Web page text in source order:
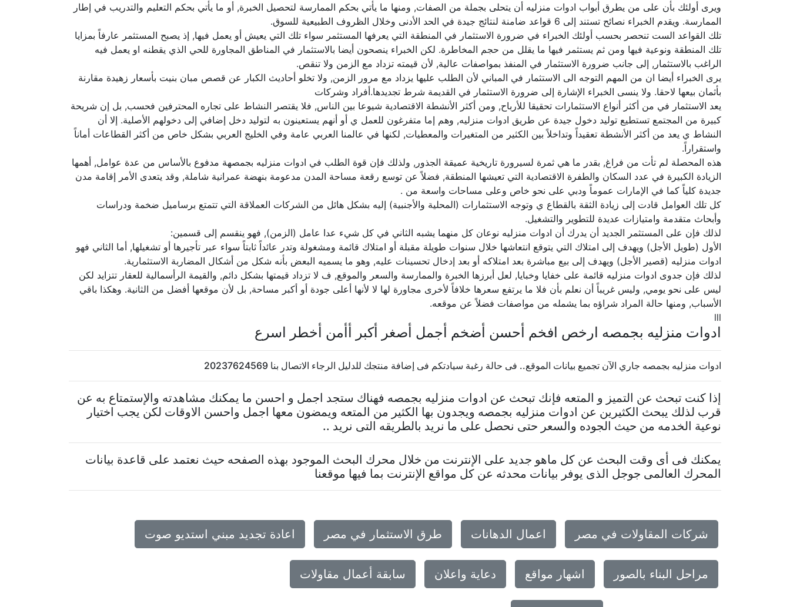
ويرى أولئك بأن على من يطرق أبواب ادوات منزليه أن يتحلى بجملة من الصفات, ومنها ما يأتي بحكم الممارسة لتحصيل الخبرة, أو ما يأتي بحكم التعليم والتدريب في إطار
الممارسة. ويقدم الخبراء نصائح تستند إلى 6 قواعد ضامنة لنتائج جيدة في الحد الأدنى وخلال الظروف الطبيعية للسوق.
تلك القواعد الست تنحصر بحسب أولئك الخبراء في ضرورة الاستثمار في المنطقة التي يعرفها المستثمر سواء تلك التي يعيش أو يعمل فيها, إذ يصبح المستثمر عارفاً بمزايا
تلك المنطقة ونوعية فيها ومن ثم يستثمر فيها ما يقلل من حجم المخاطرة. لكن الخبراء ينصحون أيضا بالاستثمار في المناطق المجاورة للحي الذي يقطنه او يعمل فيه
الراغب بالاستثمار, إلى جانب ضرورة الاستثمار في المنفذ بمواصفات عالية, لأن قيمته تزداد مع الزمن ولا تنقص.
يرى الخبراء أيضا ان من المهم التوجه الى الاستثمار في المباني لأن الطلب عليها يزداد مع مرور الزمن, ولا تخلو أحاديث الكبار عن قصص مبان بنيت بأسعار زهيدة مقارنة
بأثمان بيعها لاحقا. ولا ينسى الخبراء الإشارة إلى ضرورة الاستثمار في القديمة شرط تجديدها.أفراد وشركات
يعد الاستثمار في من أكثر أنواع الاستثمارات تحقيقا للأرباح, ومن أكثر الأنشطة الاقتصادية شيوعا بين الناس, فلا يقتصر النشاط على تجاره المحترفين فحسب, بل إن شريحة
كبيرة من المجتمع تستطيع توليد دخول جيدة عن طريق ادوات منزليه, وهم إما متفرغون للعمل ي أو أنهم يستعينون به لتوليد دخل إضافي إلى دخولهم الأصلية. إلا أن
النشاط ي يعد من أكثر الأنشطة تعقيداً وتداخلاً بين الكثير من المتغيرات والمعطيات, لكنها في عالمنا العربي عامة وفي الخليج العربي بشكل خاص من أكثر القطاعات أماناً
واستقراراً.
هذه المحصلة لم تأت من فراغ, بقدر ما هي ثمرة لسيرورة تاريخية عميقة الجذور, ولذلك فإن قوة الطلب في ادوات منزليه بجمصهة مدفوع بالأساس من عدة عوامل, أهمها
الزيادة الكبيرة في عدد السكان والطفرة الاقتصادية التي تعيشها المنطقة, فضلاً عن توسع رقعة مساحة المدن مدعومة بنهضة عمرانية شاملة, وقد يتعدى الأمر إقامة مدن
جديدة كلياً كما في الإمارات عموماً ودبي على نحو خاص وعلى مساحات واسعة من .
كل تلك العوامل قادت إلى زيادة الثقة بالقطاع ي وتوجه الاستثمارات (المحلية والأجنبية) إليه بشكل هائل من الشركات العملاقة التي تتمتع برساميل ضخمة ودراسات
وأبحاث متقدمة وامتيازات عديدة للتطوير والتشغيل.
لذلك فإن على المستثمر الجديد أن يدرك أن ادوات منزليه نوعان كل منهما يشبه الثاني في كل شيء عدا عامل (الزمن), فهو ينقسم إلى قسمين:
الأول (طويل الأجل) ويهدف إلى امتلاك التي يتوقع انتعاشها خلال سنوات طويلة مقبلة أو امتلاك قائمة ومشغولة وتدر عائداً ثابتاً سواء عبر تأجيرها أو تشغيلها, أما الثاني فهو
ادوات منزليه (قصير الأجل) ويهدف إلى بيع مباشرة بعد امتلاكه أو بعد إدخال تحسينات عليه, وهو ما يسميه البعض بأنه شكل من أشكال المضاربة الاستثمارية.
لذلك فإن جدوى ادوات منزليه قائمة على خفايا وخبايا, لعل أبرزها الخبرة والممارسة والسعر والموقع, ف لا تزداد قيمتها بشكل دائم, والقيمة الرأسمالية للعقار تتزايد لكن
ليس على نحو يومي, وليس غريباً أن نعلم بأن فلا ما يرتفع سعرها خلافاً لأخرى مجاورة لها لا لأنها أعلى جودة أو أكبر مساحة, بل لأن موقعها أفضل من الثانية. وهكذا باقي
الأسباب, ومنها حالة المراد شراؤه بما يشمله من مواصفات فضلاً عن موقعه.
lll
ادوات منزليه بجمصه ارخص افخم أحسن أضخم أجمل أصغر أكبر أأمن أخطر اسرع
ادوات منزليه بجمصه جاري الآن تجميع بيانات الموقع.. فى حالة رغبة سيادتكم فى إضافة منتجك للدليل الرجاء الاتصال بنا 20237624569
إذا كنت تبحث عن التميز و المتعه فإنك تبحث عن ادوات منزليه بجمصه فهناك ستجد اجمل و احسن ما يمكنك مشاهدته والإستمتاع به عن
قرب لذلك يبحث الكثيرين عن ادوات منزليه بجمصه ويجدون بها الكثير من المتعه ويمضون معها اجمل واحسن الاوقات لكن يجب اختيار
نوعية الخدمه من حيث الجوده والسعر حتى نحصل على ما نريد بالطريقه التى نريد ..
يمكنك فى أى وقت البحث عن كل ماهو جديد على الإنترنت من خلال محرك البحث الموجود بهذه الصفحه حيث نعتمد على قاعدة بيانات
المحرك العالمى جوجل الذى يوفر بيانات محدثه عن كل مواقع الإنترنت بما فيها موقعنا
شركات المقاولات في مصر اعمال الدهانات طرق الاستثمار في مصر اعادة تجديد مبني استديو صوت
مراحل البناء بالصور اشهار مواقع دعاية واعلان سابقة أعمال مقاولات